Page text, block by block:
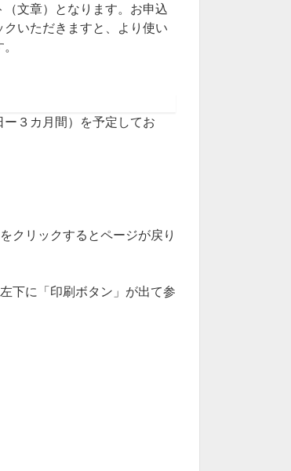
文章）となります。お申込
いただきますと、より使い
３カ月間）を予定してお
クリックするとページが戻り
下に「印刷ボタン」が出て参